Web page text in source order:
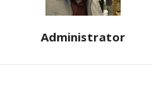
Administrator